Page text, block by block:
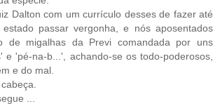
Dalton com um currículo desses de fazer até
passar vergonha, e nós aposentados
de migalhas da Previ comandada por uns
e 'pé-na-b...', achando-se os todo-poderosos,
e do mal.
...